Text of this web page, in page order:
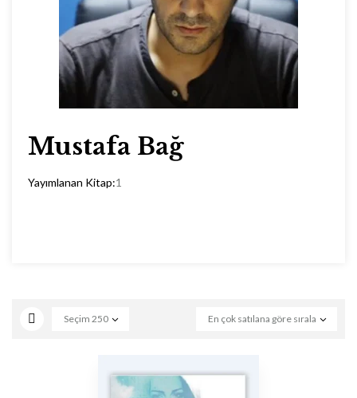
Mustafa Bağ
Yayımlanan Kitap:1
En çok satılana göre sırala
Seçim 250